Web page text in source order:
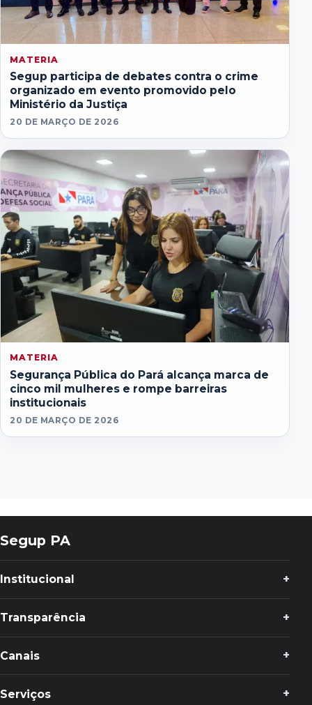
MATERIA
Segup participa de debates contra o crime
organizado em evento promovido pelo
Ministério da Justiça
20 DE MARÇO DE 2026
MATERIA
Segurança Pública do Pará alcança marca de
cinco mil mulheres e rompe barreiras
institucionais
20 DE MARÇO DE 2026
Segup PA
Institucional
Transparência
Canais
Serviços